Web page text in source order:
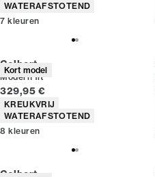
WATERAFSTOTEND
7 kleuren
Kort model
Colbert
Modern fit
Huidige prijs
329,95 €
Producteigenschappen
KREUKVRIJ
WATERAFSTOTEND
8 kleuren
Colbert